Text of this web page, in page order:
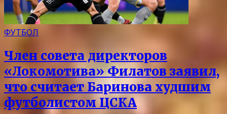
ФУТБОЛ
Член совета директоров
«Локомотива» Филатов заявил,
что считает Баринова худшим
футболистом ЦСКА